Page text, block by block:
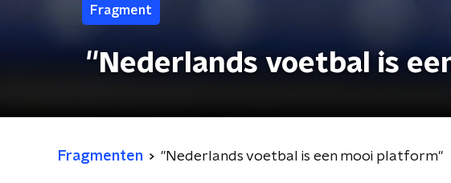
Fragment
''Nederlands voetbal is
Fragmenten ''Nederlands voetbal is een mooi platform"